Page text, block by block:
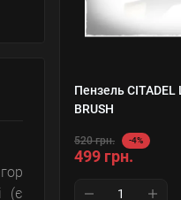
Пензель CITADEL
BRUSH
520 грн. -4%
499 грн.
(є